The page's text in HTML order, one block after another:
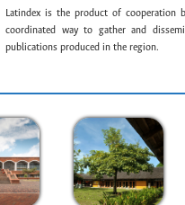
Latindex is the product of cooperation
coordinated way to gather and
publications produced in the region.